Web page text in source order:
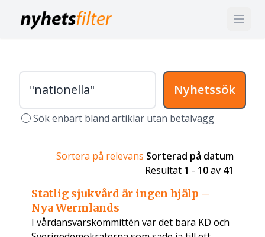
Nyhetssök
Sök enbart bland artiklar utan betalvägg
Sortera på relevans Sorterad på datum
Resultat 1 - 10av 41
Statlig sjukvård är ingen hjälp –
Nya Wermlands
I vårdansvarskommittén var det bara KD och